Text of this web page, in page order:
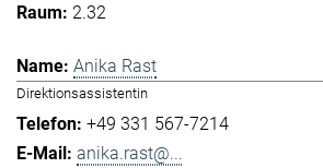
2.32
Anika Rast
Direktionsassistentin
+49 331 567-7214
anika.rast@...